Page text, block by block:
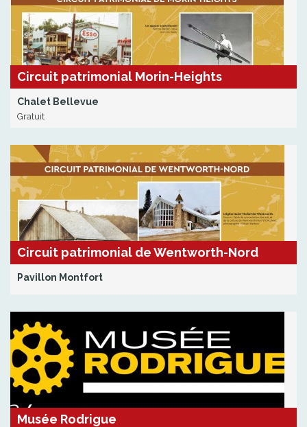
Circuit patrimonial Morin-Heights
Chalet Bellevue
Gratuit
Circuit patrimonial de Wentworth-Nord
Pavillon Montfort
Musée Rodrigue